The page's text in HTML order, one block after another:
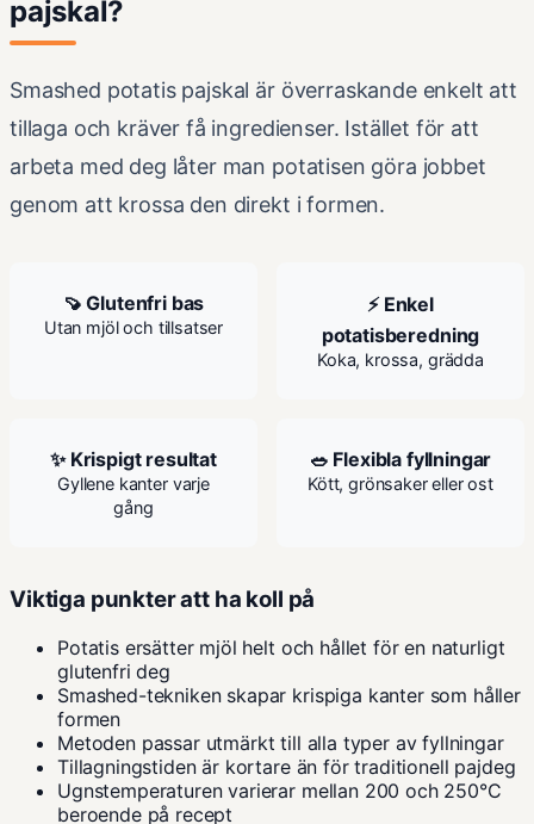
pajskal?
Smashed potatis pajskal är överraskande enkelt att
tillaga och kräver få ingredienser. Istället för att
arbeta med deg låter man potatisen göra jobbet
genom att krossa den direkt i formen.
🍠 Glutenfri bas
Utan mjöl och tillsatser
⚡ Enkel
potatisberedning
Koka, krossa, grädda
✨ Krispigt resultat
Gyllene kanter varje
gång
🥗 Flexibla fyllningar
Kött, grönsaker eller ost
Viktiga punkter att ha koll på
Potatis ersätter mjöl helt och hållet för en naturligt
glutenfri deg
Smashed-tekniken skapar krispiga kanter som håller
formen
Metoden passar utmärkt till alla typer av fyllningar
Tillagningstiden är kortare än för traditionell pajdeg
Ugnstemperaturen varierar mellan 200 och 250°C
beroende på recept